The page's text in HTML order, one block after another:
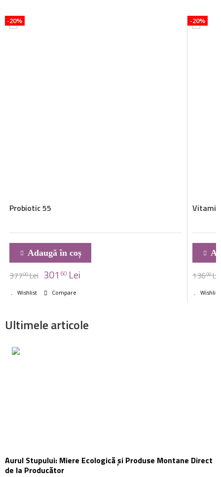
Probiotic 55
Adaugă în coș
37700Lei 301 60 Lei
Wishlist Compare
-20%
13600Lei
Wishlist
-20%
Ultimele articole
Aurul Stupului: Miere Ecologică și Produse Montane Direct
de la Producător